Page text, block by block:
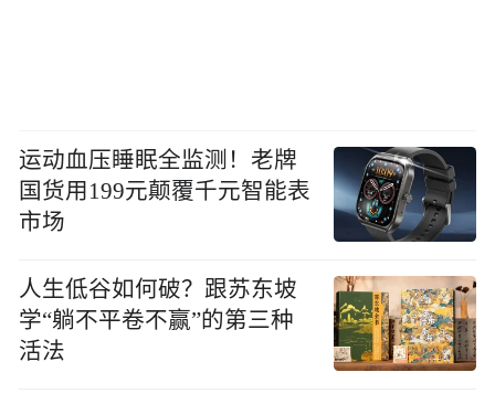
运动血压睡眠全监测！老牌
国货用199元颠覆千元智能表
市场
人生低谷如何破？跟苏东坡
学“躺不平卷不赢”的第三种
活法